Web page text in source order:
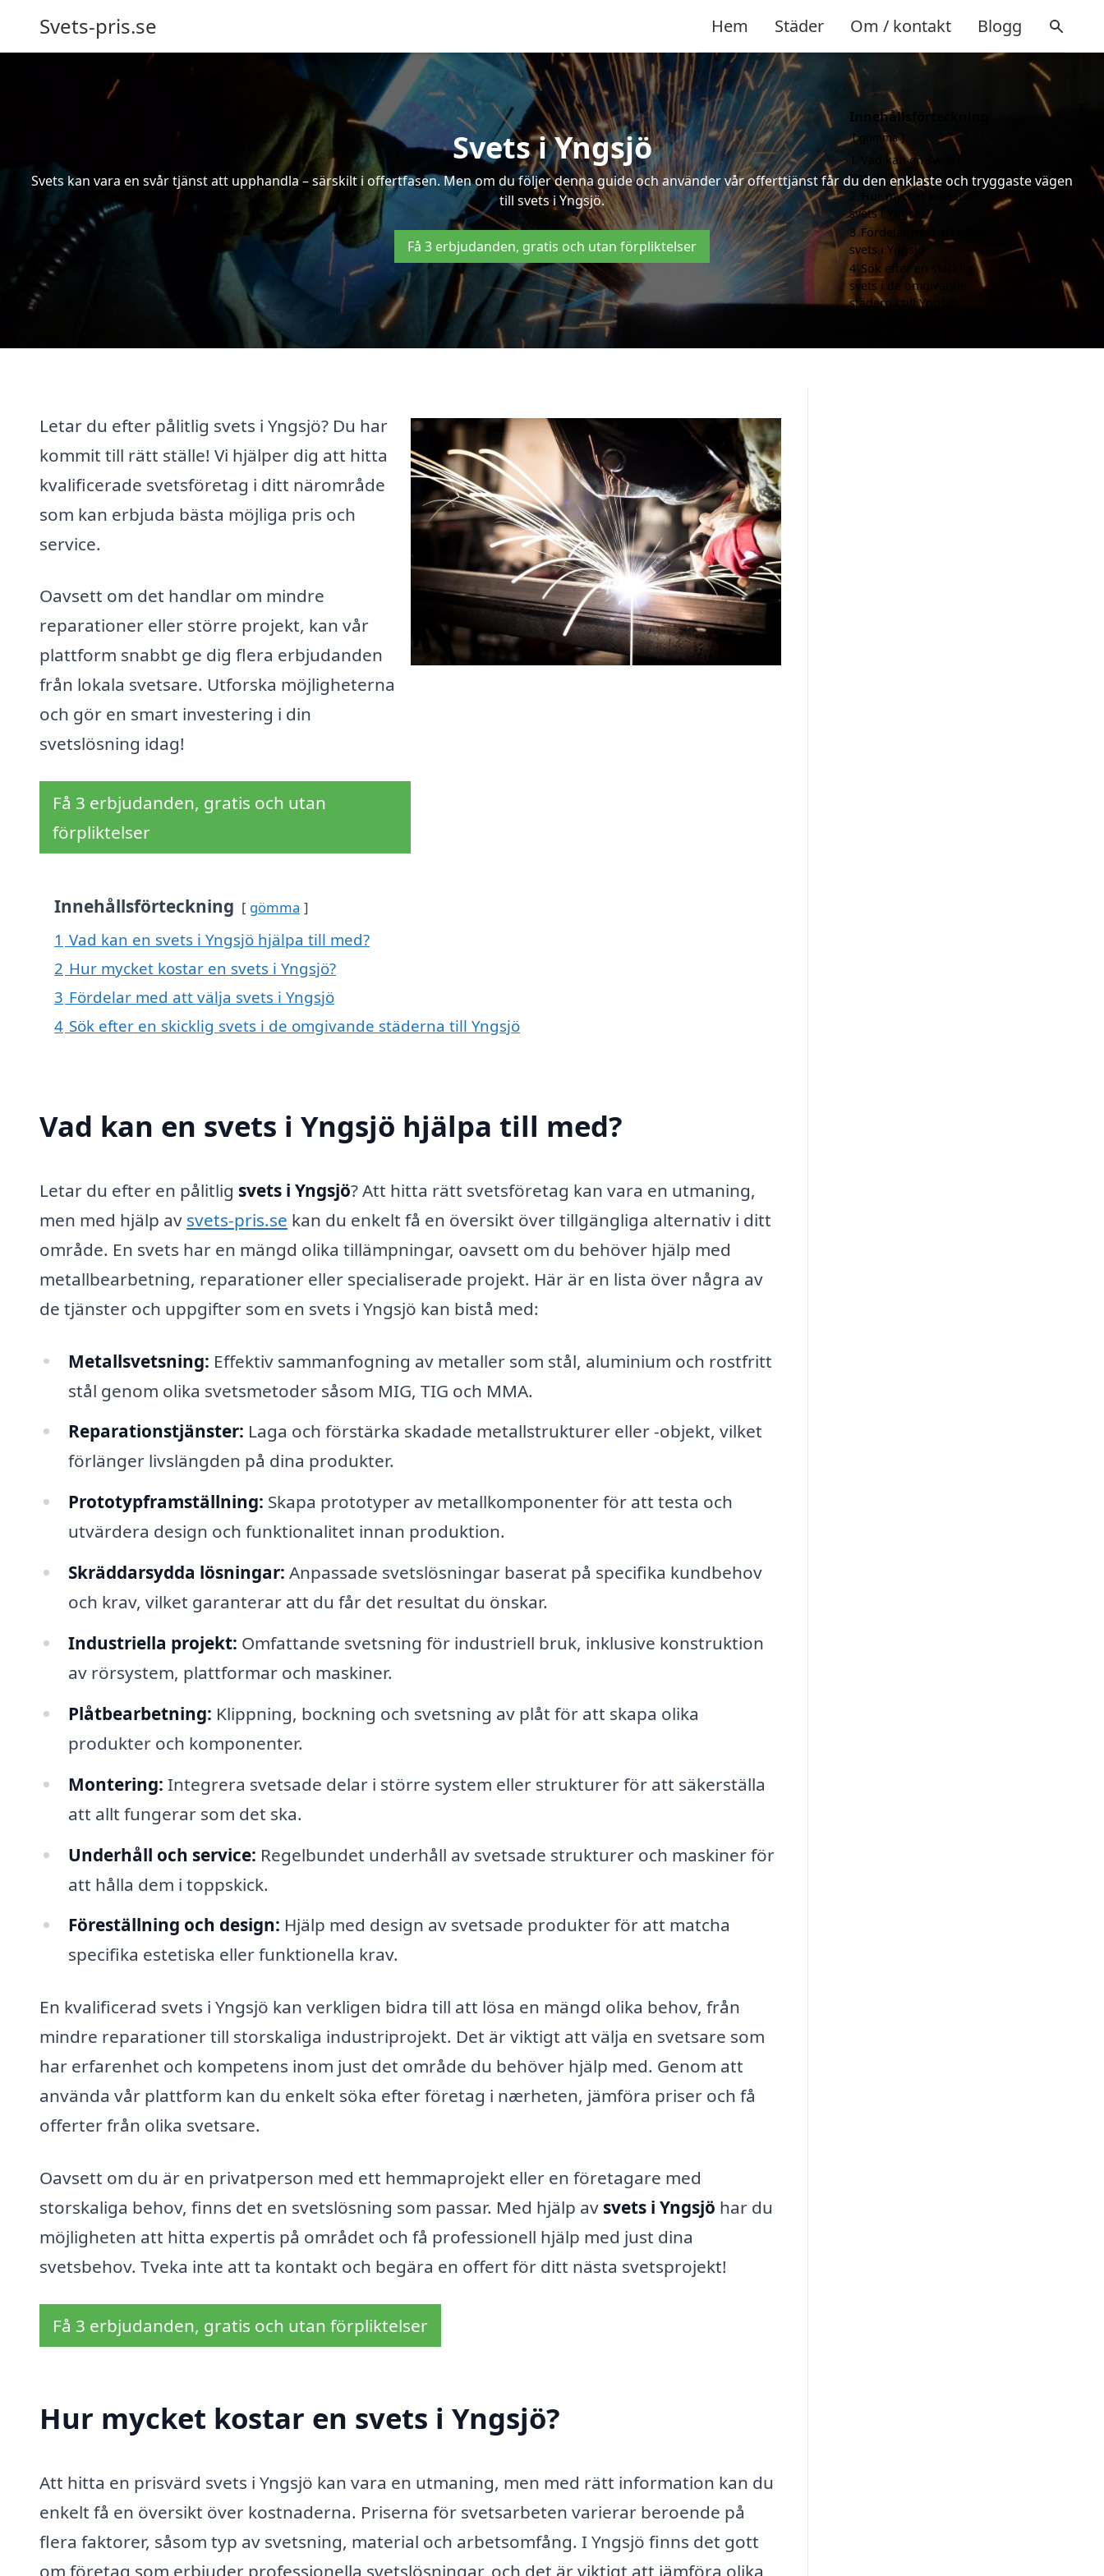
Svets-pris.se Hem Städer Om / kontakt Blogg
Svets i Yngsjö
Svets kan vara en svår tjänst att upphandla – särskilt i offertfasen. Men om du följer denna guide och använder vår offerttjänst får du den enklaste och tryggaste vägen
till svets i Yngsjö.
Få 3 erbjudanden, gratis och utan förpliktelser
Letar du efter pålitlig svets i Yngsjö? Du har
kommit till rätt ställe! Vi hjälper dig att hitta
kvalificerade svetsföretag i ditt närområde
som kan erbjuda bästa möjliga pris och
service.
Oavsett om det handlar om mindre
reparationer eller större projekt, kan vår
plattform snabbt ge dig flera erbjudanden
från lokala svetsare. Utforska möjligheterna
och gör en smart investering i din
svetslösning idag!
Få 3 erbjudanden, gratis och utan
förpliktelser
Innehållsförteckning gömma
1 Vad kan en svets i Yngsjö hjälpa till med?
2 Hur mycket kostar en svets i Yngsjö?
3 Fördelar med att välja svets i Yngsjö
4 Sök efter en skicklig svets i de omgivande städerna till Yngsjö
Vad kan en svets i Yngsjö hjälpa till med?
Letar du efter en pålitlig svets i Yngsjö? Att hitta rätt svetsföretag kan vara en utmaning,
men med hjälp av svets-pris.se kan du enkelt få en översikt över tillgängliga alternativ i ditt
område. En svets har en mängd olika tillämpningar, oavsett om du behöver hjälp med
metallbearbetning, reparationer eller specialiserade projekt. Här är en lista över några av
de tjänster och uppgifter som en svets i Yngsjö kan bistå med:
Metallsvetsning: Effektiv sammanfogning av metaller som stål, aluminium och rostfritt
stål genom olika svetsmetoder såsom MIG, TIG och MMA.
Reparationstjänster: Laga och förstärka skadade metallstrukturer eller -objekt, vilket
förlänger livslängden på dina produkter.
Prototypframställning: Skapa prototyper av metallkomponenter för att testa och
utvärdera design och funktionalitet innan produktion.
Skräddarsydda lösningar: Anpassade svetslösningar baserat på specifika kundbehov
och krav, vilket garanterar att du får det resultat du önskar.
Industriella projekt: Omfattande svetsning för industriell bruk, inklusive konstruktion
av rörsystem, plattformar och maskiner.
Plåtbearbetning: Klippning, bockning och svetsning av plåt för att skapa olika
produkter och komponenter.
Montering: Integrera svetsade delar i större system eller strukturer för att säkerställa
att allt fungerar som det ska.
Underhåll och service: Regelbundet underhåll av svetsade strukturer och maskiner för
att hålla dem i toppskick.
Föreställning och design: Hjälp med design av svetsade produkter för att matcha
specifika estetiska eller funktionella krav.
En kvalificerad svets i Yngsjö kan verkligen bidra till att lösa en mängd olika behov, från
mindre reparationer till storskaliga industriprojekt. Det är viktigt att välja en svetsare som
har erfarenhet och kompetens inom just det område du behöver hjälp med. Genom att
använda vår plattform kan du enkelt söka efter företag i nærheten, jämföra priser och få
offerter från olika svetsare.
Oavsett om du är en privatperson med ett hemmaprojekt eller en företagare med
storskaliga behov, finns det en svetslösning som passar. Med hjälp av svets i Yngsjö har du
möjligheten att hitta expertis på området och få professionell hjälp med just dina
svetsbehov. Tveka inte att ta kontakt och begära en offert för ditt nästa svetsprojekt!
Få 3 erbjudanden, gratis och utan förpliktelser
Hur mycket kostar en svets i Yngsjö?
Att hitta en prisvärd svets i Yngsjö kan vara en utmaning, men med rätt information kan du
enkelt få en översikt över kostnaderna. Priserna för svetsarbeten varierar beroende på
flera faktorer, såsom typ av svetsning, material och arbetsomfång. I Yngsjö finns det gott
om företag som erbjuder professionella svetslösningar, och det är viktigt att jämföra olika
Innehållsförteckning
gömma
Vad kan en svets i
Yngsjö hjälpa till med?
Hur mycket kostar en
svets i Yngsjö?
3 Fördelar med att välja
svets i Yngsjö
4 Sök efter en skicklig
svets i de omgivande
städerna till Yngsjö